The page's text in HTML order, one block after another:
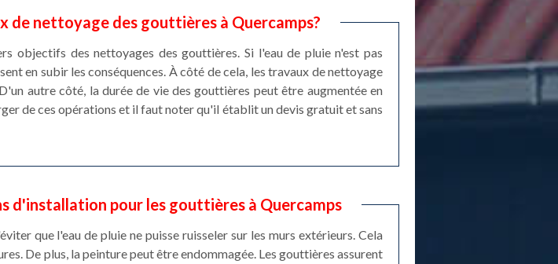
nettoyage des gouttières à Quercamps?
objectifs des nettoyages des gouttières. Si l'eau de pluie n'est pas
en subir les conséquences. À côté de cela, les travaux de nettoyage
autre côté, la durée de vie des gouttières peut être augmentée en
de ces opérations et il faut noter qu'il établit un devis gratuit et sans
d'installation pour les gouttières à Quercamps
que l'eau de pluie ne puisse ruisseler sur les murs extérieurs. Cela
De plus, la peinture peut être endommagée. Les gouttières assurent